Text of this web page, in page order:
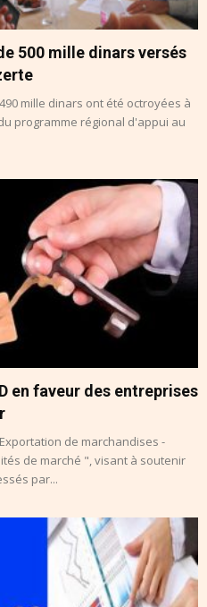
500 mille dinars versés
mille dinars ont été octroyées à
programme régional d'appui au
en faveur des entreprises
de marchandises -
de marché ", visant à soutenir
par...